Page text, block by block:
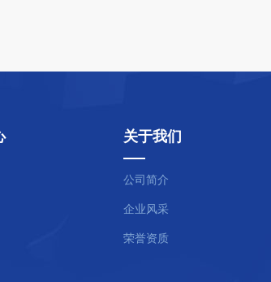
关于我们
公司简介
企业风采
荣誉资质